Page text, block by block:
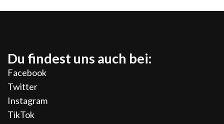
Du findest uns auch bei:
Facebook
Twitter
Instagram
TikTok